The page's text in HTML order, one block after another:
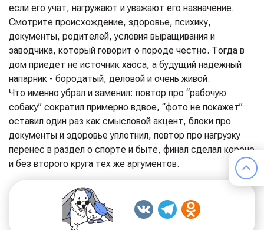
если его учат, нагружают и уважают его назначение.
Смотрите происхождение, здоровье, психику,
документы, родителей, условия выращивания и
заводчика, который говорит о породе честно. Тогда в
дом приедет не источник хаоса, а будущий надежный
напарник - бородатый, деловой и очень живой.
Что именно убрал и заменил: повтор про “рабочую
собаку” сократил примерно вдвое, “фото не покажет”
оставил один раз как смысловой акцент, блоки про
документы и здоровье уплотнил, повтор про нагрузку
перенес в раздел о спорте и быте, финал сделал короче
и без второго круга тех же аргументов.